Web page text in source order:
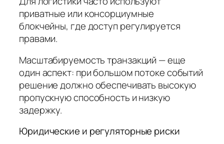
приватные или консорциумные
блокчейны, где доступ регулируется
правами.
Масштабируемость транзакций — еще
один аспект: при большом потоке событий
решение должно обеспечивать высокую
пропускную способность и низкую
задержку.
Юридические и регуляторные риски